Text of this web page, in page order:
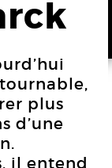
plus
d’une
il entend